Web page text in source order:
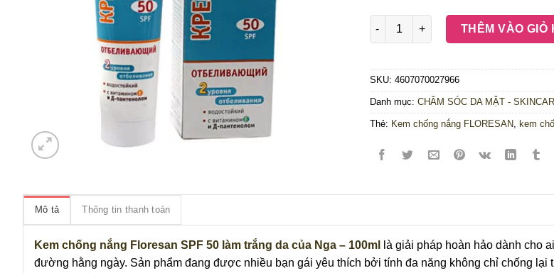
Kem chống nắng Floresan SPF 50
THÊM VÀO GIỎ
SKU: 4607070027966
Danh mục: CHĂM SÓC DA MẶT -
Thẻ: Kem chống nắng FLORESAN, kem
Mô tả Thông tin thanh toán
Kem chống nắng Floresan SPF 50 làm trắng da của Nga – 100ml
là giải pháp hoàn hảo dành cho
đường hằng ngày. Sản phẩm đang được nhiều bạn gái yêu thích bởi tính đa năng không chỉ chống lại